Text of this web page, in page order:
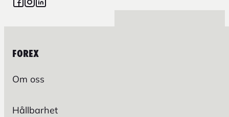
FOREX
Om oss
Hållbarhet